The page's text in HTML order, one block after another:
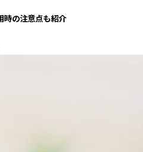
時の注意点も紹介